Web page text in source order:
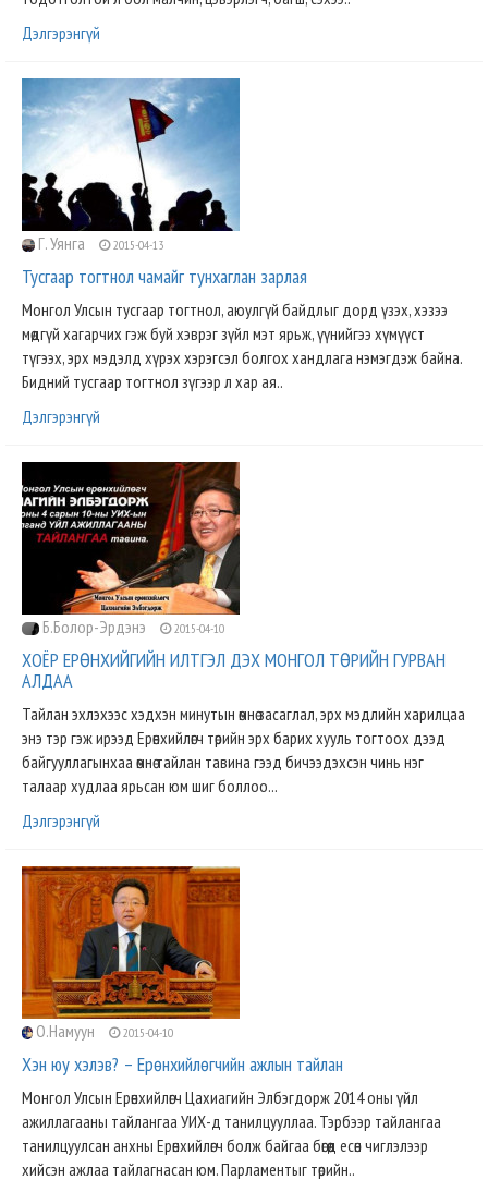
Дэлгэрэнгүй
Г. Уянга 2015-04-13
Тусгаар тогтнол чамайг тунхаглан зарлая
Монгол Улсын тусгаар тогтнол, аюулгүй байдлыг дорд үзэх, хэзээ
мөдгүй хагарчих гэж буй хэврэг зүйл мэт ярьж, үүнийгээ хүмүүст
түгээх, эрх мэдэлд хүрэх хэрэгсэл болгох хандлага нэмэгдэж байна.
Бидний тусгаар тогтнол зүгээр л хар ая..
Дэлгэрэнгүй
Б.Болор-Эрдэнэ 2015-04-10
ХОЁР ЕРӨНХИЙГИЙН ИЛТГЭЛ ДЭХ МОНГОЛ ТӨРИЙН ГУРВАН
АЛДАА
Тайлан эхлэхээс хэдхэн минутын өмнө засаглал, эрх мэдлийн харилцаа
энэ тэр гэж ирээд Ерөнхийлөгч төрийн эрх барих хууль тогтоох дээд
байгууллагынхаа өмнө тайлан тавина гээд бичээдэхсэн чинь нэг
талаар худлаа ярьсан юм шиг боллоо...
Дэлгэрэнгүй
О.Намуун 2015-04-10
Хэн юу хэлэв? – Ерөнхийлөгчийн ажлын тайлан
Монгол Улсын Ерөнхийлөгч Цахиагийн Элбэгдорж 2014 оны үйл
ажиллагааны тайлангаа УИХ-д танилцууллаа. Тэрбээр тайлангаа
танилцуулсан анхны Ерөнхийлөгч болж байгаа бөгөөд есөн чиглэлээр
хийсэн ажлаа тайлагнасан юм. Парламентыг төрийн..